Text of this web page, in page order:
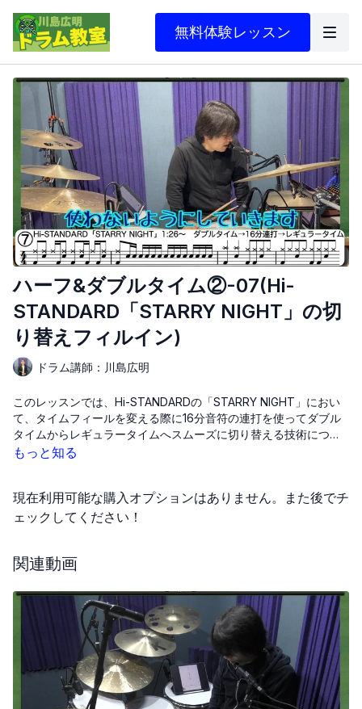
無料体験レッスン
ハーフ&ダブルタイム②-07(Hi-
STANDARD「STARRY NIGHT」の切
り替えフィルイン)
ドラム講師：川島広明
このレッスンでは、Hi-STANDARDの「STARRY NIGHT」におい
て、タイムフィールを変える際に16分音符の連打を使ってダブル
タイムからレギュラータイムへスムーズに切り替える技術につい
て学びます。1小節にわたる16分音符の連打を用いることで、違和
いるかを、多様な音楽を聴くことで理解し、自分に合った、かっ
こいいと思えるフィルインを選んで使うことの重要性が強調され
もっと知る
現在利用可能な購入オプションはありません。また後でチ
ェックしてください！
関連動画